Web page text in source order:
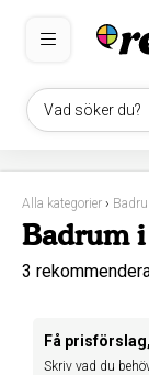
Vad söker du?
Alla kategorier ›
Badrum
3
Få
Skriv vad du